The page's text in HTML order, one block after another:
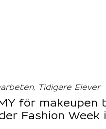
Tidigare Elever
för
Fashion Week